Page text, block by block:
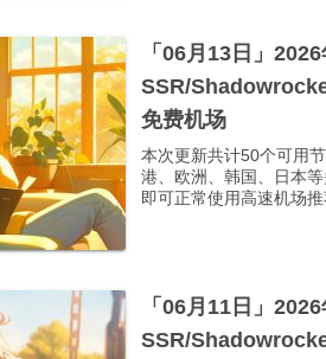
「06月13日」
SSR/
免费机场
本次更新共计50个可用
港、欧洲、韩国、日本
即可正常使用高速机场
「06月11日」
SSR/